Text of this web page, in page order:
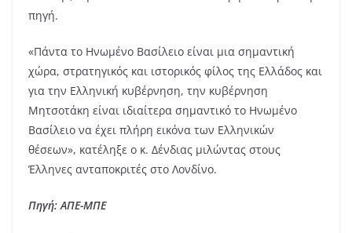
πηγή.
«Πάντα το Ηνωμένο Βασίλειο είναι μια σημαντική
χώρα, στρατηγικός και ιστορικός φίλος της Ελλάδος και
για την Ελληνική κυβέρνηση, την κυβέρνηση
Μητσοτάκη είναι ιδιαίτερα σημαντικό το Ηνωμένο
Βασίλειο να έχει πλήρη εικόνα των Ελληνικών
θέσεων», κατέληξε ο κ. Δένδιας μιλώντας στους
Έλληνες ανταποκριτές στο Λονδίνο.
Πηγή: ΑΠΕ-ΜΠΕ